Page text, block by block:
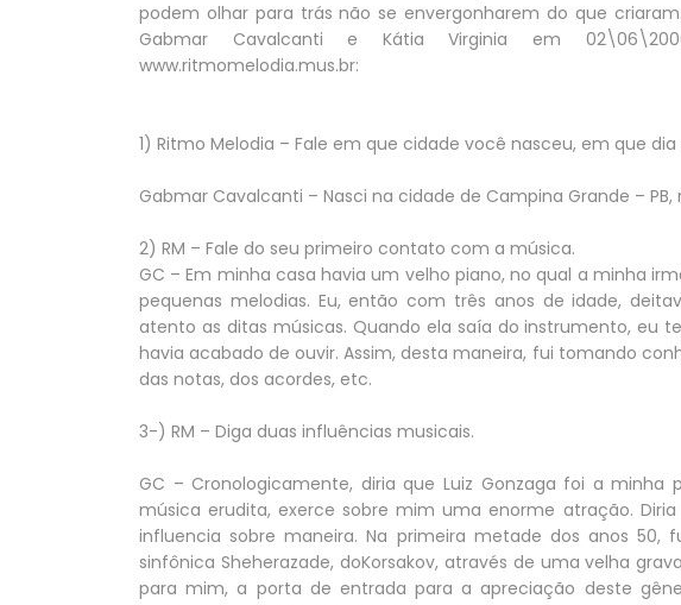
podem olhar para trás não se envergonharem do que
Gabmar Cavalcanti e Kátia Virginia em
www.ritmomelodia.mus.br:
1) Ritmo Melodia – Fale em que cidade você nasceu, em que dia
Gabmar Cavalcanti – Nasci na cidade de Campina Grande – PB,
2) RM – Fale do seu primeiro contato com a música.
GC – Em minha casa havia um velho piano, no qual a minha
pequenas melodias. Eu, então com três anos de idade,
atento as ditas músicas. Quando ela saía do instrumento, eu
havia acabado de ouvir. Assim, desta maneira, fui tomando
das notas, dos acordes, etc.
3-) RM – Diga duas influências musicais.
GC – Cronologicamente, diria que Luiz Gonzaga foi a minha
música erudita, exerce sobre mim uma enorme atração.
influencia sobre maneira. Na primeira metade dos anos 50,
sinfônica Sheherazade, doKorsakov, através de uma velha
para mim, a porta de entrada para a apreciação deste